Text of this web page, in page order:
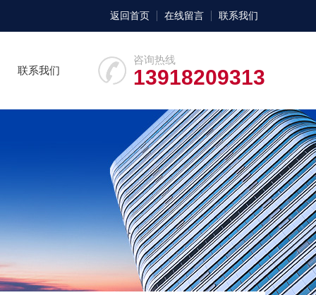
返回首页 在线留言 联系我们
咨询热线
13918209313
联系我们